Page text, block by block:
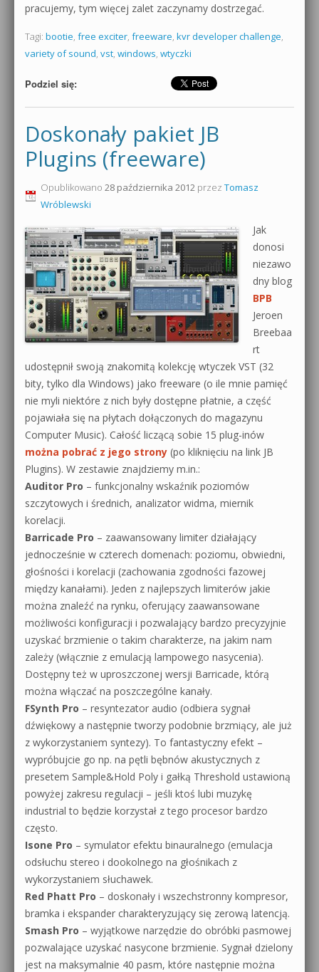
pracujemy, tym więcej zalet zaczynamy dostrzegać.
Tagi: bootie, free exciter, freeware, kvr developer challenge,
variety of sound, vst, windows, wtyczki
Podziel się:
Doskonały pakiet JB
Plugins (freeware)
Opublikowano 28 października 2012 przez Tomasz
Wróblewski
Jak
donosi
niezawo
dny blog
BPB
Jeroen
Breebaa
rt
udostępnił swoją znakomitą kolekcję wtyczek VST (32
bity, tylko dla Windows) jako freeware (o ile mnie pamięć
nie myli niektóre z nich były dostępne płatnie, a część
pojawiała się na płytach dołączonych do magazynu
Computer Music). Całość liczącą sobie 15 plug-inów
można pobrać z jego strony (po kliknięciu na link JB
Plugins). W zestawie znajdziemy m.in.:
Auditor Pro – funkcjonalny wskaźnik poziomów
szczytowych i średnich, analizator widma, miernik
korelacji.
Barricade Pro – zaawansowany limiter działający
jednocześnie w czterech domenach: poziomu, obwiedni,
głośności i korelacji (zachowania zgodności fazowej
między kanałami). Jeden z najlepszych limiterów jakie
można znaleźć na rynku, oferujący zaawansowane
możliwości konfiguracji i pozwalający bardzo precyzyjnie
uzyskać brzmienie o takim charakterze, na jakim nam
zależy (włącznie z emulacją lampowego nasycenia).
Dostępny też w uproszczonej wersji Barricade, którą
można włączać na poszczególne kanały.
FSynth Pro – resyntezator audio (odbiera sygnał
dźwiękowy a następnie tworzy podobnie brzmiący, ale już
z wykorzystaniem syntezy). To fantastyczny efekt –
wypróbujcie go np. na pętli bębnów akustycznych z
presetem Sample&Hold Poly i gałką Threshold ustawioną
powyżej zakresu regulacji – jeśli ktoś lubi muzykę
industrial to będzie korzystał z tego procesor bardzo
często.
Isone Pro – symulator efektu binauralnego (emulacja
odsłuchu stereo i dookolnego na głośnikach z
wykorzystaniem słuchawek.
Red Phatt Pro – doskonały i wszechstronny kompresor,
bramka i ekspander charakteryzujący się zerową latencją.
Smash Pro – wyjątkowe narzędzie do obróbki pasmowej
pozwalające uzyskać nasycone brzmienie. Sygnał dzielony
jest na maksymalnie 40 pasm, które następnie można